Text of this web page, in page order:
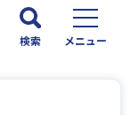
検索 メニュー